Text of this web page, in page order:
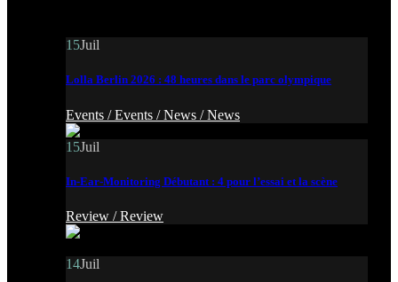
15Juil
Lolla Berlin 2026 : 48 heures dans le parc olympique
Events /Events /News /News
15Juil
In-Ear-Monitoring Débutant : 4 pour l’essai et la scène
Review /Review
14Juil